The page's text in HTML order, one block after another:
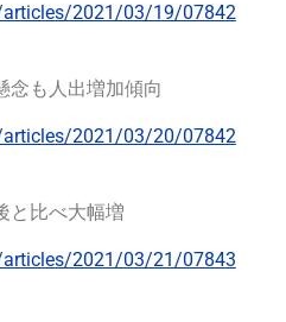
2021/03/19/07842
も人出増加傾向
2021/03/20/07842
と比べ大幅増
2021/03/21/07843